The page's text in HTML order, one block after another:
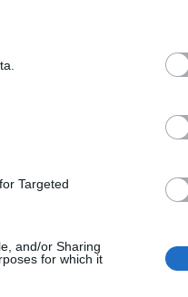
Targeted
and/or Sharing
for which it
noi –
luce del
cui